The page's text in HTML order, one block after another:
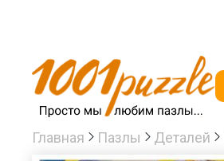
Главная Пазлы Деталей